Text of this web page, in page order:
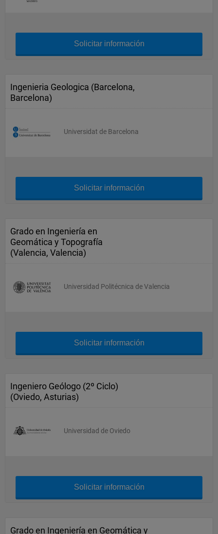
Solicitar información
Ingenieria Geologica (Barcelona,
Barcelona)
Universidat de Barcelona
Solicitar información
Grado en Ingeniería en
Geomática y Topografía
(Valencia, Valencia)
Universidad Politécnica de Valencia
Solicitar información
Ingeniero Geólogo (2º Ciclo)
(Oviedo, Asturias)
Universidad de Oviedo
Solicitar información
Grado en Ingeniería en Geomática y